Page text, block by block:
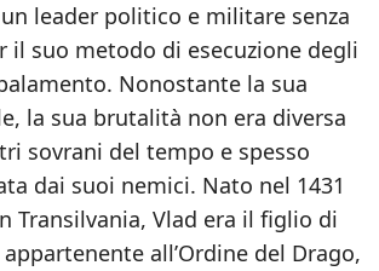
un leader politico e militare senza
il suo metodo di esecuzione degli
Nonostante la sua
la sua brutalità non era diversa
sovrani del tempo e spesso
dai suoi nemici. Nato nel 1431
Transilvania, Vlad era il figlio di
all’Ordine del Drago,